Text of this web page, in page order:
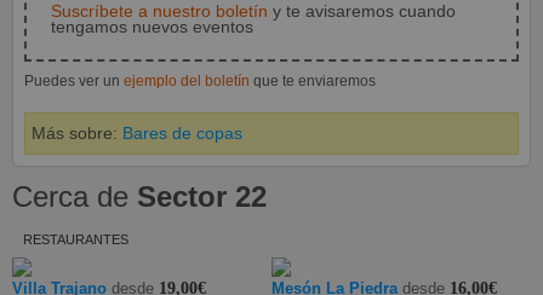
Suscríbete a nuestro boletín y te avisaremos cuando
tengamos nuevos eventos
Puedes ver un ejemplo del boletín que te enviaremos
Más sobre: Bares de copas
Cerca de Sector 22
RESTAURANTES
Villa Trajano desde 19,00€ Mesón La Piedradesde 16,00€